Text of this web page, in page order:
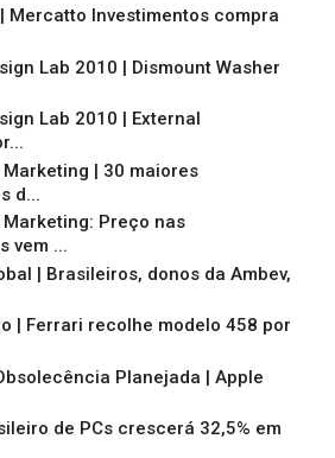
Mercatto Investimentos compra
Lab 2010 | Dismount Washer
Lab 2010 | External
| 30 maiores
d...
Preço nas
vem ...
| Brasileiros, donos da Ambev,
| Ferrari recolhe modelo 458 por
Planejada | Apple
de PCs crescerá 32,5% em